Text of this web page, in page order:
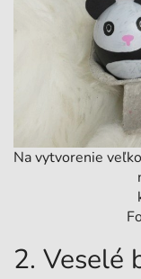
Na vytvorenie
2. Veselé